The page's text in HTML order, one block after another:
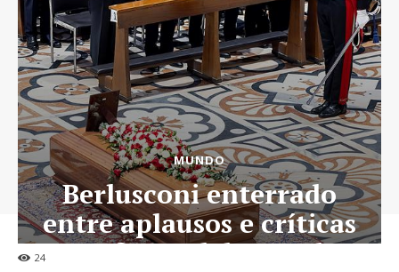
24
MUNDO
Berlusconi enterrado
entre aplausos e críticas
por funeral de Estado